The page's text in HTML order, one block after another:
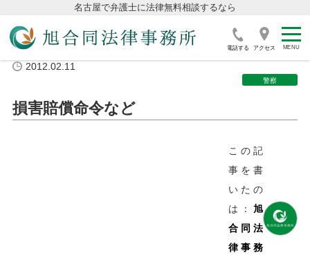
名古屋で弁護士に法律無料相談するなら
電話する アクセス
2012.02.11
警察
損害賠償命令など
この記
事を書
いたの
は：旭
合同法
律事務